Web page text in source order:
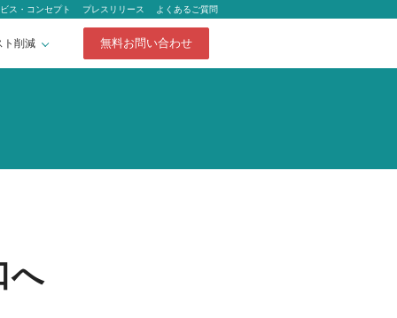
ス・コンセプト プレスリリース よくあるご質問
ト削減 無料お問い合わせ
へ